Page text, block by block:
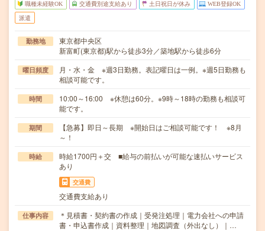
職種未経験OK 交通費別途支給あり 土日祝日が休み WEB登録OK
派遣
勤務地
東京都中央区
新富町(東京都)駅から徒歩3分／築地駅から徒歩6分
曜日頻度
月・水・金 ※週3日勤務。表記曜日は一例。※週5日勤務も
相談可能です。
時間
10:00～16:00 ※休憩は60分。※9時～18時の勤務も相談可
能です。
期間
【急募】即日～長期 ※開始日はご相談可能です！ ※8月
～！
時給
時給1700円＋交 ■給与の前払いが可能な速払いサービス
あり
交通費
交通費支給あり
仕事内容
＊見積書・契約書の作成｜受発注処理｜電力会社への申請
書・申込書作成｜資料整理｜地図調査（外出なし）｜…